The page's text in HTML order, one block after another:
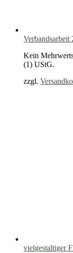
Kein
(1) UStG.
zzgl.
vielgestaltiger